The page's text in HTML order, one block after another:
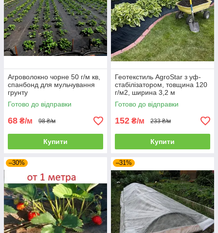
Агроволокно чорне 50 г/м кв,
спанбонд для мульчування
грунту
Готово до відправки
68 ₴/м 98 ₴/м
Купити
Геотекстиль AgroStar з уф-
стабілізатором, товщина 120
г/м2, ширина 3,2 м
Готово до відправки
152 ₴/м 233 ₴/м
Купити
–30% –31%